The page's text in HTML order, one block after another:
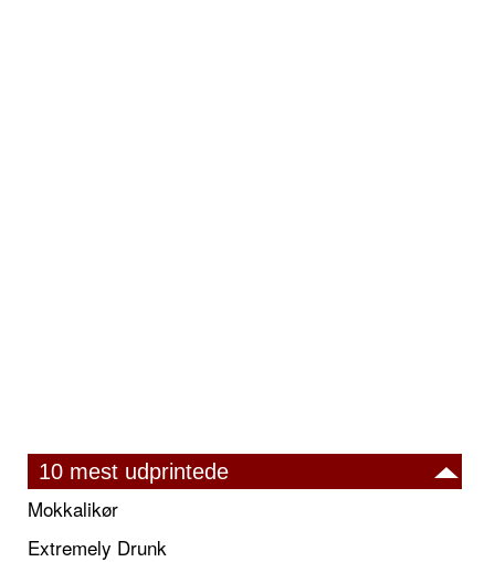
10 mest udprintede
Mokkalikør
Extremely Drunk